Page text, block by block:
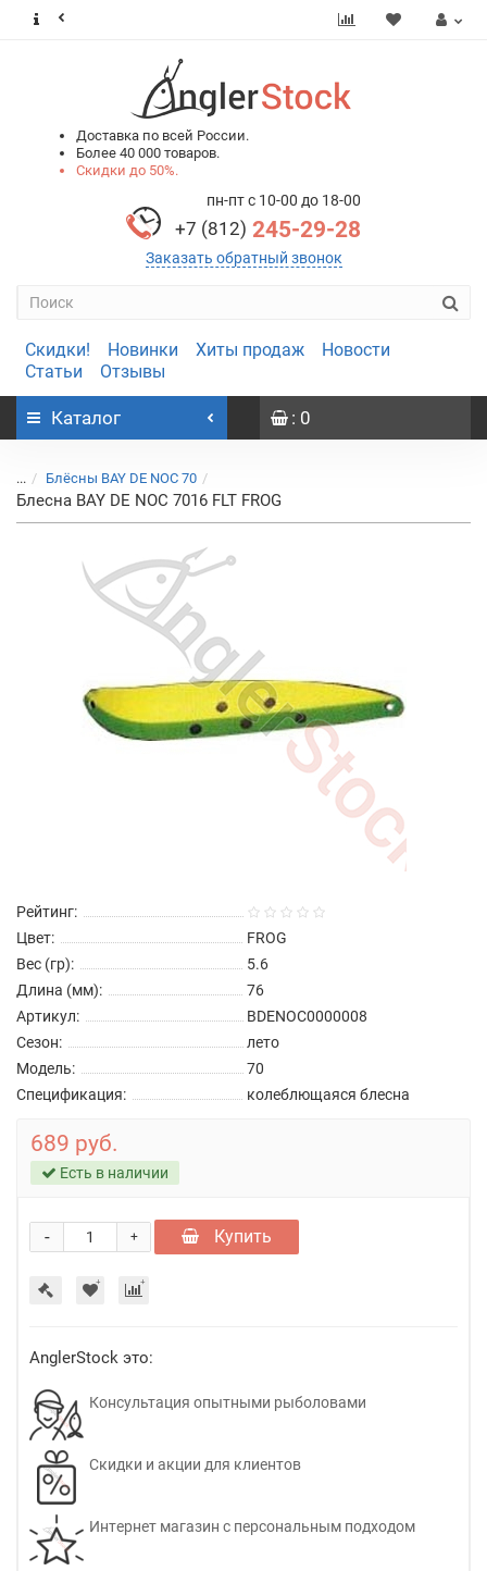
Доставка по всей России.
Более 40 000 товаров.
Скидки до 50%.
пн-пт с 10-00 до 18-00
+7 (812) 245-29-28
Заказать обратный звонок
Скидки! Новинки Хиты продаж
Новости
Статьи
Отзывы
Каталог : 0
... Блёсны BAY DE NOC 70
Блесна BAY DE NOC 7016 FLT FROG
Рейтинг:
Цвет:
FROG
Вес (гр):
5.6
Длина (мм):
76
Артикул:
BDENOC0000008
Сезон:
лето
Модель:
70
Спецификация:
колеблющаяся блесна
689 руб.
Есть в наличии
+
- Купить
AnglerStock это:
Консультация опытными рыболовами
Скидки и акции для клиентов
Интернет магазин с персональным подходом